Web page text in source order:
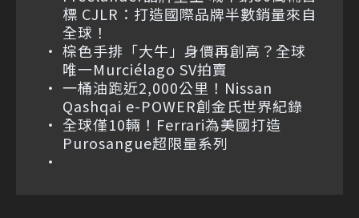
標 CJLR：打造國際品牌半數銷量來自
全球！
棕色手排「大牛」身價再創高？全球
唯一Murciélago SV拍賣
一桶油跑近2,000公里！Nissan
Qashqai e-POWER創金氏世界紀錄
全球僅10輛！Ferrari為美國打造
Purosangue超限量系列